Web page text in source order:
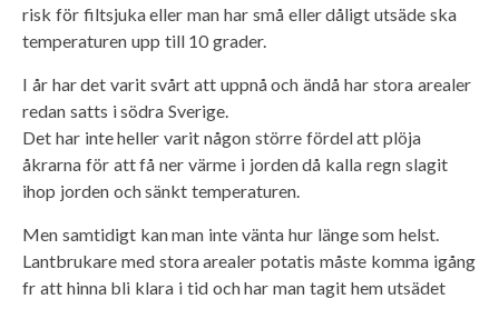
risk för filtsjuka eller man har små eller dåligt utsäde ska
temperaturen upp till 10 grader.
I år har det varit svårt att uppnå och ändå har stora arealer
redan satts i södra Sverige.
Det har inte heller varit någon större fördel att plöja
åkrarna för att få ner värme i jorden då kalla regn slagit
ihop jorden och sänkt temperaturen.
Men samtidigt kan man inte vänta hur länge som helst.
Lantbrukare med stora arealer potatis måste komma igång
fr att hinna bli klara i tid och har man tagit hem utsädet